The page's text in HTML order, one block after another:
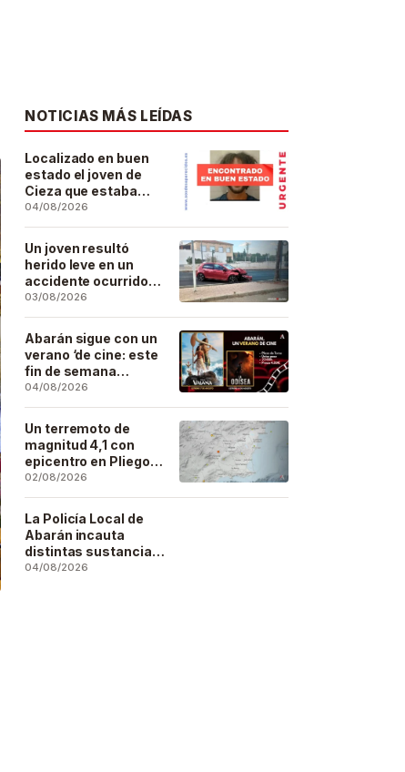
NOTICIAS MÁS LEÍDAS
Localizado en buen
estado el joven de
Cieza que estaba
desaparecido desde
el pasado 29 de julio
04/08/2026
Un joven resultó
herido leve en un
accidente ocurrido
este lunes en la
barriada de San José
Artesano
03/08/2026
Abarán sigue con un
verano ‘de cine: este
fin de semana
Vaiana… y después,
La Odisea
04/08/2026
Un terremoto de
magnitud 4,1 con
epicentro en Pliego
se deja sentir en
buena parte de la
región
02/08/2026
La Policía Local de
Abarán incauta
distintas sustancias
estupefacientes en
04/08/2026